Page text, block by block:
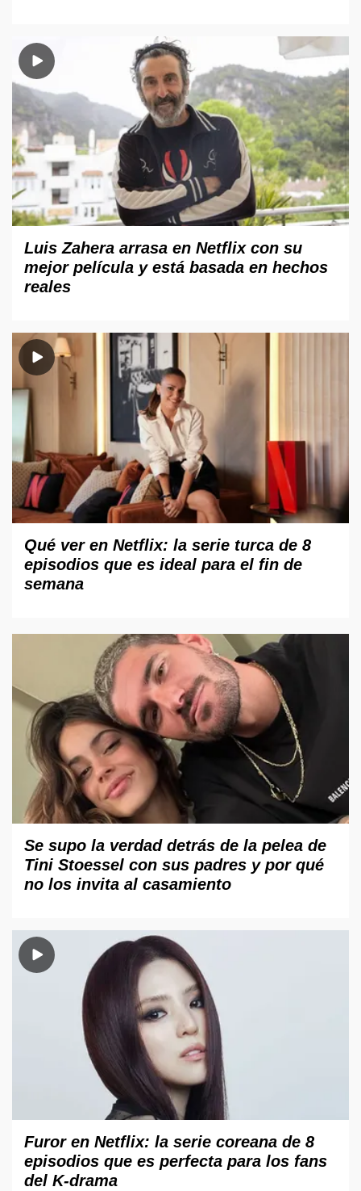
Luis Zahera arrasa en Netflix con su
mejor película y está basada en hechos
reales
Qué ver en Netflix: la serie turca de 8
episodios que es ideal para el fin de
semana
Se supo la verdad detrás de la pelea de
Tini Stoessel con sus padres y por qué
no los invita al casamiento
Furor en Netflix: la serie coreana de 8
episodios que es perfecta para los fans
del K-drama